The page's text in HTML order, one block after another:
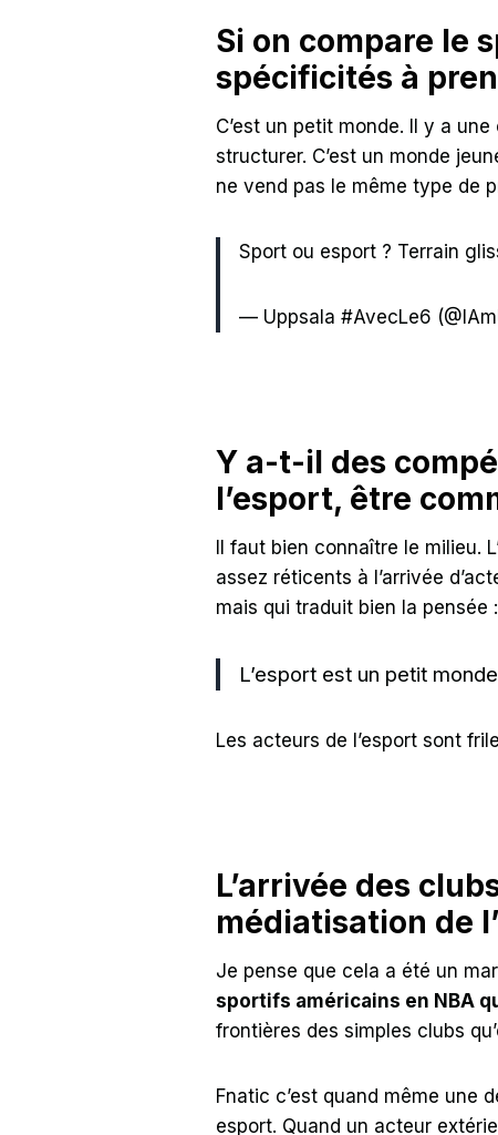
Si on compare le
spécificités à
C’est un petit monde. Il y a
structurer. C’est un monde
ne vend pas le même type de
Sport ou esport ? Terrain
— Uppsala #AvecLe6
Y a-t-il des
l’esport, être
Il faut bien connaître le
assez réticents à l’arrivée
mais qui traduit bien la pensée :
L’esport est un petit monde
Les acteurs de l’esport sont
L’arrivée des
médiatisation de
Je pense que cela a été un
sportifs américains en NBA
frontières des simples clubs
Fnatic c’est quand même une
esport. Quand un acteur